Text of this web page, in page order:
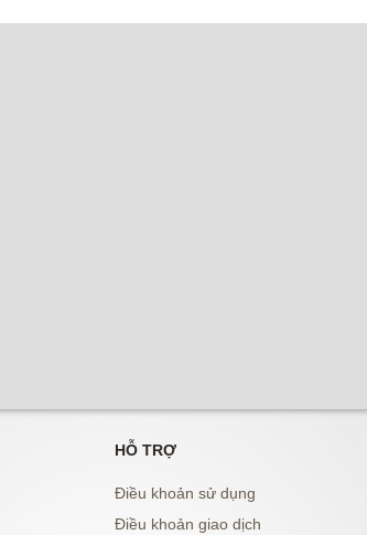
HỖ TRỢ
Điều khoản sử dụng
Điều khoản giao dịch